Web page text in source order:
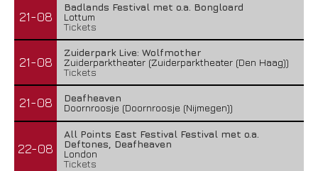
21-08
Badlands Festival met o.a. Bongloard
Lottum
Tickets
21-08
Zuiderpark Live: Wolfmother
Zuiderparktheater (Zuiderparktheater (Den Haag))
Tickets
21-08
Deafheaven
Doornroosje (Doornroosje (Nijmegen))
22-08
All Points East Festival Festival met o.a.
Deftones, Deafheaven
London
Tickets